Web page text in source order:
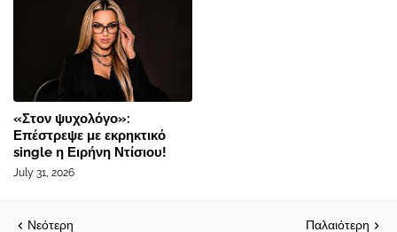
«Στον ψυχολόγο»:
Επέστρεψε με εκρηκτικό
single η Ειρήνη Ντίσιου!
July 31, 2026
Νεότερη Παλαιότερη